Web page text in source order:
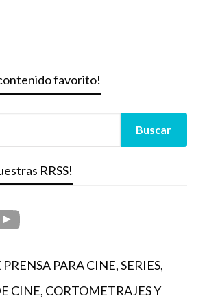
favorito!
RRSS!
PARA CINE, SERIES,
CINE, CORTOMETRAJES Y